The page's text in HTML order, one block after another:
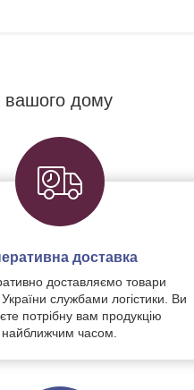
вашого дому
доставка
доставляємо товари
службами логістики. Ви
потрібну вам продукцію
найближчим часом.